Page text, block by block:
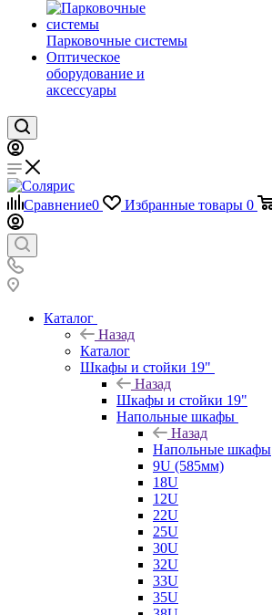
Парковочные системы
Оптическое
оборудование и
аксессуары
Сравнение0 Избранные товары 0
Каталог
Назад
Каталог
Шкафы и стойки 19"
Назад
Шкафы и стойки 19"
Напольные шкафы
Назад
Напольные шкафы
9U (585мм)
18U
12U
22U
25U
30U
32U
33U
35U